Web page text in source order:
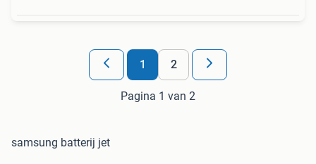
1 2
Pagina 1 van 2
samsung batterij jet